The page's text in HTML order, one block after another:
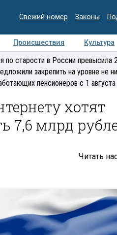
Свежий номер Законы
Происшествия Культура
Интервью
по старости в России превысила
закрепить на уровне не
пенсионеров с 1 августа
хотят
7,6 млрд
Читать